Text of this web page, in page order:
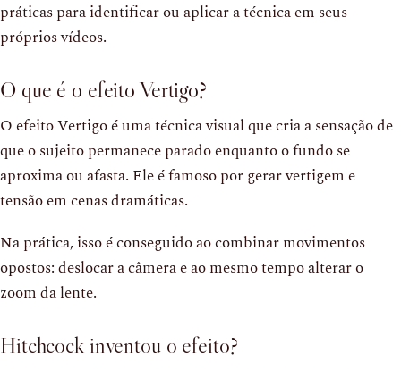
práticas para identificar ou aplicar a técnica em seus
próprios vídeos.
O que é o efeito Vertigo?
O efeito Vertigo é uma técnica visual que cria a sensação de
que o sujeito permanece parado enquanto o fundo se
aproxima ou afasta. Ele é famoso por gerar vertigem e
tensão em cenas dramáticas.
Na prática, isso é conseguido ao combinar movimentos
opostos: deslocar a câmera e ao mesmo tempo alterar o
zoom da lente.
Hitchcock inventou o efeito?